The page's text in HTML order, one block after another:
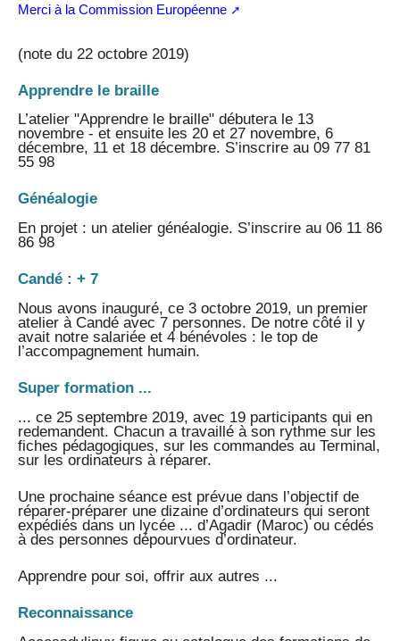
Merci à la Commission Européenne
(note du 22 octobre 2019)
Apprendre le braille
L’atelier "Apprendre le braille" débutera le 13
novembre - et ensuite les 20 et 27 novembre, 6
décembre, 11 et 18 décembre. S’inscrire au 09 77 81
55 98
Généalogie
En projet : un atelier généalogie. S’inscrire au 06 11 86
86 98
Candé : + 7
Nous avons inauguré, ce 3 octobre 2019, un premier
atelier à Candé avec 7 personnes. De notre côté il y
avait notre salariée et 4 bénévoles : le top de
l’accompagnement humain.
Super formation ...
... ce 25 septembre 2019, avec 19 participants qui en
redemandent. Chacun a travaillé à son rythme sur les
fiches pédagogiques, sur les commandes au Terminal,
sur les ordinateurs à réparer.
Une prochaine séance est prévue dans l’objectif de
réparer-préparer une dizaine d’ordinateurs qui seront
expédiés dans un lycée ... d’Agadir (Maroc) ou cédés
à des personnes dépourvues d’ordinateur.
Apprendre pour soi, offrir aux autres ...
Reconnaissance